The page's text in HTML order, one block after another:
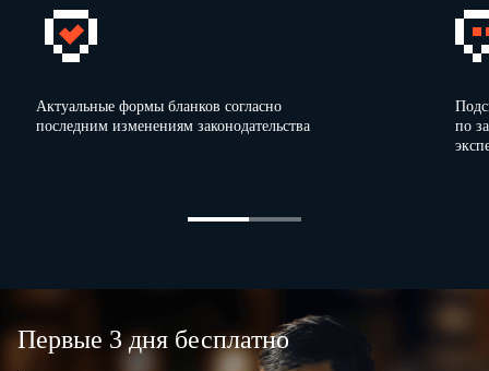
2
Актуальные формы бланков согласно
последним изменениям законодательства
по
Первые 3 дня бесплатно